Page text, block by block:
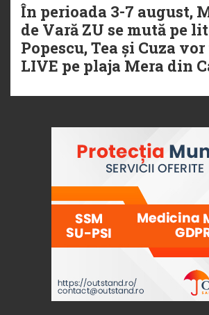
În perioada 3-7 august,
de Vară ZU se mută pe
Popescu, Tea și Cuza
LIVE pe plaja Mera din